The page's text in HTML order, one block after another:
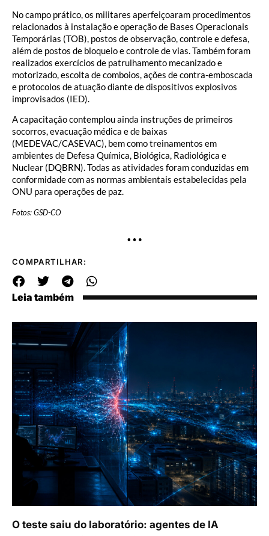
No campo prático, os militares aperfeiçoaram procedimentos
relacionados à instalação e operação de Bases Operacionais
Temporárias (TOB), postos de observação, controle e defesa,
além de postos de bloqueio e controle de vias. Também foram
realizados exercícios de patrulhamento mecanizado e
motorizado, escolta de comboios, ações de contra-emboscada
e protocolos de atuação diante de dispositivos explosivos
improvisados (IED).
A capacitação contemplou ainda instruções de primeiros
socorros, evacuação médica e de baixas
(MEDEVAC/CASEVAC), bem como treinamentos em
ambientes de Defesa Química, Biológica, Radiológica e
Nuclear (DQBRN).Todas as atividades foram conduzidas em
conformidade com as normas ambientais estabelecidas pela
ONU para operações de paz.
Fotos: GSD-CO
…
COMPARTILHAR:
Leia também
O teste saiu do laboratório: agentes de IA